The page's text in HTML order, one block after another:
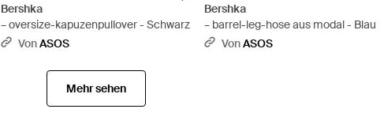
Bershka
– oversize-kapuzenpullover - Schwarz
VonASOS
Bershka
– barrel-leg-hose aus modal - Blau
VonASOS
Mehr sehen